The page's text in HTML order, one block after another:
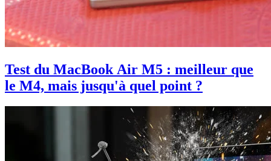
Test du MacBook Air M5 : meilleur que
le M4, mais jusqu'à quel point ?